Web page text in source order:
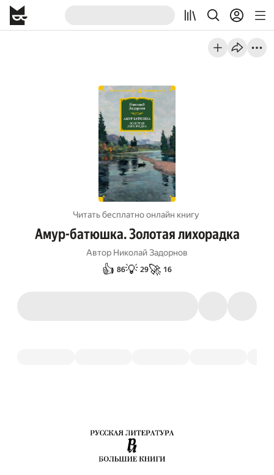
Читать бесплатно онлайн книгу
Амур-батюшка. Золотая лихорадка
Автор Николай Задорнов
👍 86💡 29🚀 16